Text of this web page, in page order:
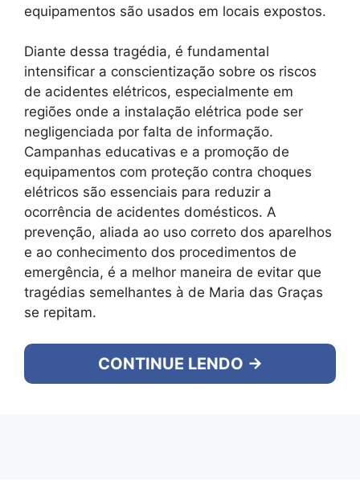
equipamentos são usados em locais expostos.
Diante dessa tragédia, é fundamental
intensificar a conscientização sobre os riscos
de acidentes elétricos, especialmente em
regiões onde a instalação elétrica pode ser
negligenciada por falta de informação.
Campanhas educativas e a promoção de
equipamentos com proteção contra choques
elétricos são essenciais para reduzir a
ocorrência de acidentes domésticos. A
prevenção, aliada ao uso correto dos aparelhos
e ao conhecimento dos procedimentos de
emergência, é a melhor maneira de evitar que
tragédias semelhantes à de Maria das Graças
se repitam.
CONTINUE LENDO →